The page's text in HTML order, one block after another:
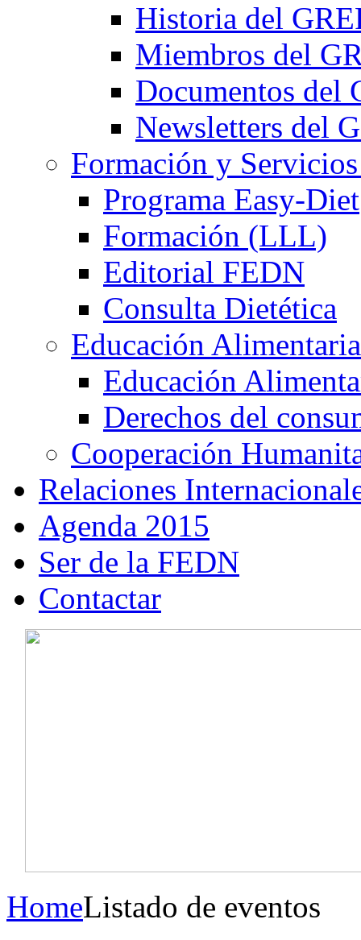
Historia del
Miembros del
Documentos del
Newsletters del
Formación y
Programa Easy-Diet
Formación (LLL)
Editorial FEDN
Consulta Dietética
Educación Alimentaria
Educación
Derechos del
Cooperación
Relaciones
Agenda 2015
Ser de la FEDN
Contactar
HomeListado de eventos